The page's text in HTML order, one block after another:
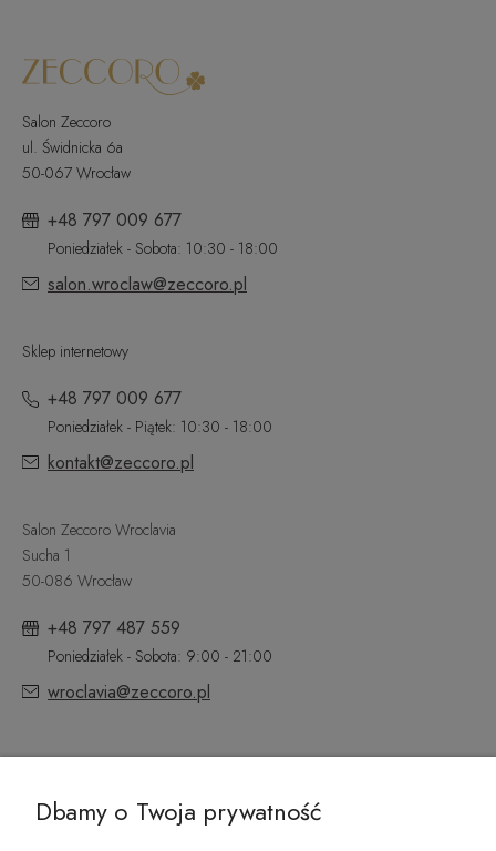
Salon Zeccoro
ul. Świdnicka 6a
50-067 Wrocław
+48 797 009 677
Poniedziałek - Sobota: 10:30 - 18:00
salon.wroclaw@zeccoro.pl
Sklep internetowy
+48 797 009 677
Poniedziałek - Piątek: 10:30 - 18:00
kontakt@zeccoro.pl
Salon Zeccoro Wroclavia
Sucha 1
50-086 Wrocław
+48 797 487 559
Poniedziałek - Sobota: 9:00 - 21:00
wroclavia@zeccoro.pl
Dbamy o Twoja prywatność